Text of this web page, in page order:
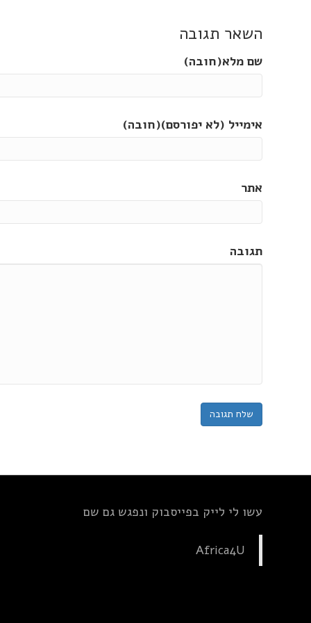
השאר תגובה
שם מלא(חובה)
אימייל (לא יפורסם)(חובה)
אתר
תגובה
עשו לי לייק בפייסבוק ונפגש גם שם
Africa4U